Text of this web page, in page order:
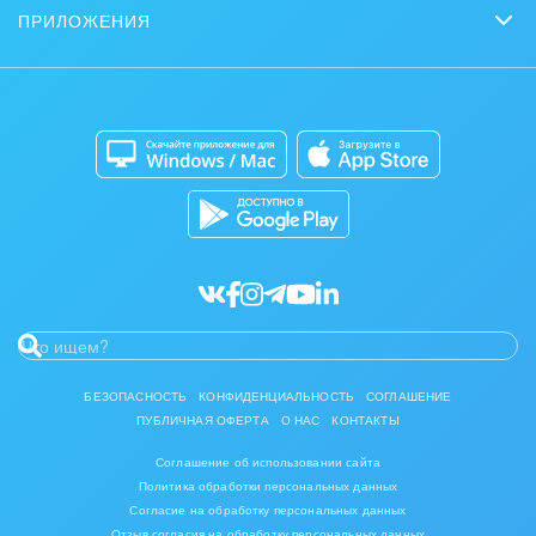
Контакт-центр
Нейросети
Кибербезопасность
Стать партнером
Битрикс24 для Энтерпрайз
ПРИЛОЖЕНИЯ
Битрикс24 Маркет
Разработчикам приложений
БЕЗОПАСНОСТЬ КОНФИДЕНЦИАЛЬНОСТЬ
СОГЛАШЕНИЕ
ПУБЛИЧНАЯ ОФЕРТА
О НАС КОНТАКТЫ
Соглашение об использовании сайта
Политика обработки персональных данных
Согласие на обработку персональных данных